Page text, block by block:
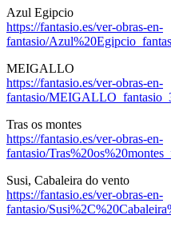
Azul Egipcio
https://fantasio.es/ver-obras-en-
fantasio/
MEIGALLO
https://fantasio.es/ver-obras-en-
fantasio/
Tras os montes
https://fantasio.es/ver-obras-en-
fantasio/
Susi, Cabaleira do vento
https://fantasio.es/ver-obras-en-
fantasio/